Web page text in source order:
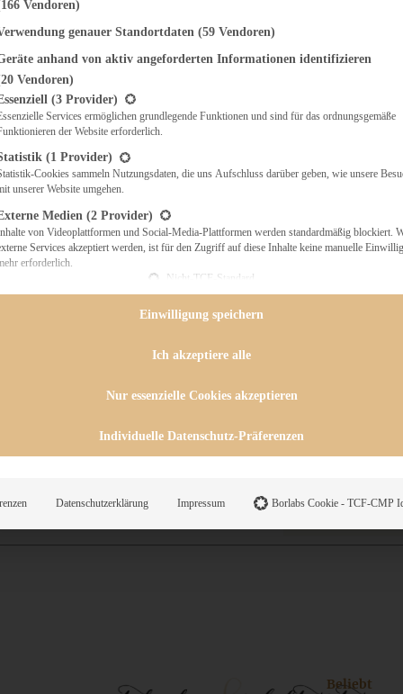
& QUICHES
Beliebt
Vendoren)
genauer Standortdaten (59 Vendoren)
anhand von aktiv angeforderten Informationen identifizieren
Vendoren)
eine Liste der Service-Gruppen, für die eine Einwilligung erteilt werden
(3 Provider)
Services ermöglichen grundlegende Funktionen und sind für das ordnungsgemäße
der Website erforderlich.
(1 Provider)
Cookies sammeln Nutzungsdaten, die uns Aufschluss darüber geben, wie unsere
unserer Website umgehen.
Medien (2 Provider)
von Videoplattformen und Social-Media-Plattformen werden standardmäßig blockiert.
Services akzeptiert werden, ist für den Zugriff auf diese Inhalte keine manuelle
erforderlich.
Nicht-TCF-Standard
Einwilligung speichern
Ich akzeptiere alle
Nur essenzielle Cookies akzeptieren
Individuelle Datenschutz-Präferenzen
Datenschutzerklärung Impressum Borlabs Cookie - TCF-CMP